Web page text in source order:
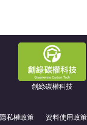
創綠碳權科技
隱私權政策 資料使用政策